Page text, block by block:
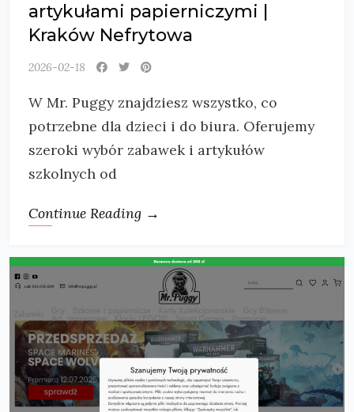
artykułami papierniczymi |
Kraków Nefrytowa
2026-02-18
W Mr. Puggy znajdziesz wszystko, co
potrzebne dla dzieci i do biura. Oferujemy
szeroki wybór zabawek i artykułów
szkolnych od
Continue Reading →